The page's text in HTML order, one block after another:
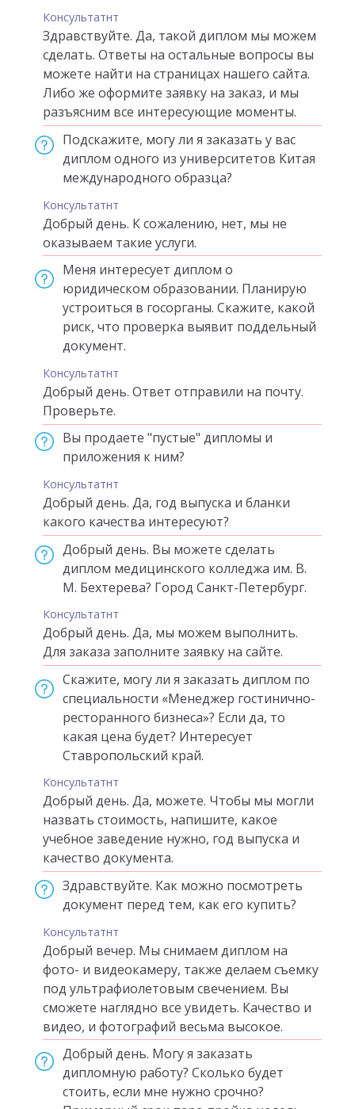
Консультатнт
Здравствуйте. Да, такой диплом мы можем
сделать. Ответы на остальные вопросы вы
можете найти на страницах нашего сайта.
Либо же оформите заявку на заказ, и мы
разъясним все интересующие моменты.
Подскажите, могу ли я заказать у вас
диплом одного из университетов Китая
международного образца?
Консультатнт
Добрый день. К сожалению, нет, мы не
оказываем такие услуги.
Меня интересует диплом о
юридическом образовании. Планирую
устроиться в госорганы. Скажите, какой
риск, что проверка выявит поддельный
документ.
Консультатнт
Добрый день. Ответ отправили на почту.
Проверьте.
Вы продаете "пустые" дипломы и
приложения к ним?
Консультатнт
Добрый день. Да, год выпуска и бланки
какого качества интересуют?
Добрый день. Вы можете сделать
диплом медицинского колледжа им. В.
М. Бехтерева? Город Санкт-Петербург.
Консультатнт
Добрый день. Да, мы можем выполнить.
Для заказа заполните заявку на сайте.
Скажите, могу ли я заказать диплом по
специальности «Менеджер гостинично-
ресторанного бизнеса»? Если да, то
какая цена будет? Интересует
Ставропольский край.
Консультатнт
Добрый день. Да, можете. Чтобы мы могли
назвать стоимость, напишите, какое
учебное заведение нужно, год выпуска и
качество документа.
Здравствуйте. Как можно посмотреть
документ перед тем, как его купить?
Консультатнт
Добрый вечер. Мы снимаем диплом на
фото- и видеокамеру, также делаем съемку
под ультрафиолетовым свечением. Вы
сможете наглядно все увидеть. Качество и
видео, и фотографий весьма высокое.
Добрый день. Могу я заказать
дипломную работу? Сколько будет
стоить, если мне нужно срочно?